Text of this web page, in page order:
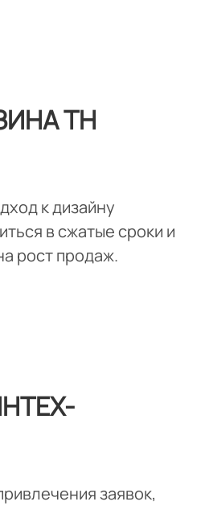
ТН
к дизайну
в сжатые сроки и
рост продаж.
заявок,